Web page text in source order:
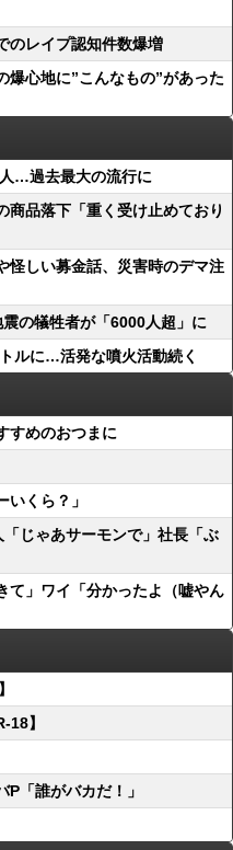
のレイプ認知件数爆増
爆心地に”こんなもの”があった
…過去最大の流行に
商品落下「重く受け止めており
怪しい募金話、災害時のデマ注
の犠牲者が「6000人超」に
ルに…活発な噴火活動続く
すめのおつまに
いくら？」
じゃあサーモンで」社長「ぶ
」ワイ「分かったよ（嘘やん
18】
「誰がバカだ！」